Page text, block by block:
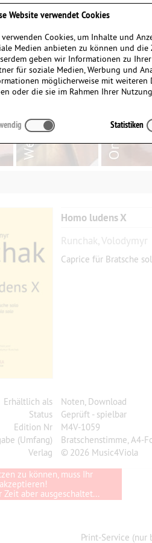
Homo ludens X
Runchak, Volodymyr
Caprice für Bratsche
Erhältlich als
Noten, Download
Status
Geprüft - spielbar
Edition Nr
M4V-1059
(Umfang)
Bratschenstimme, A4-
Verlag
© 2026 Music4Viola
zu können, muss Ihr
akzeptieren!
Zeit aber ausgeschaltet...
Print-Service (nur
Website verwendet Cookies
Cookies, um Inhalte und
Medien anbieten zu können und die
geben wir Informationen zu
für soziale Medien, Werbung und
möglicherweise mit weiteren
oder die sie im Rahmen Ihrer
Statistiken